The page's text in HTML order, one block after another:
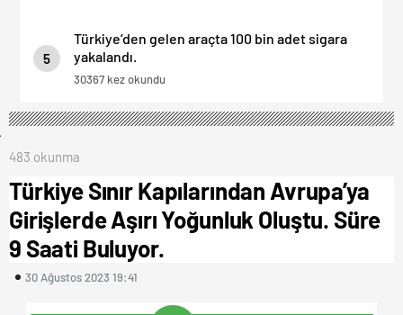
5
Türkiye’den gelen araçta 100 bin adet sigara
yakalandı.
30367 kez okundu
483 okunma
Türkiye Sınır Kapılarından Avrupa’ya
Girişlerde Aşırı Yoğunluk Oluştu. Süre
9 Saati Buluyor.
30 Ağustos 2023 19:41